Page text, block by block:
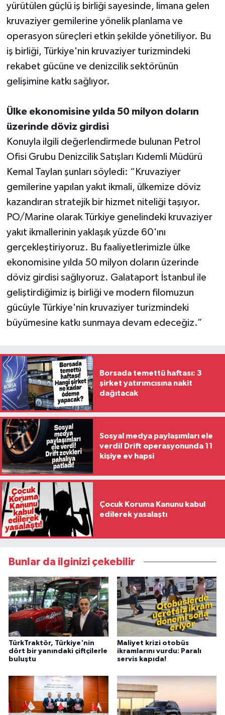
yürütülen güçlü iş birliği sayesinde, limana gelen
kruvaziyer gemilerine yönelik planlama ve
operasyon süreçleri etkin şekilde yönetiliyor. Bu
iş birliği, Türkiye'nin kruvaziyer turizmindeki
rekabet gücüne ve denizcilik sektörünün
gelişimine katkı sağlıyor.
Ülke ekonomisine yılda 50 milyon doların
üzerinde döviz girdisi
Konuyla ilgili değerlendirmede bulunan Petrol
Ofisi Grubu Denizcilik Satışları Kıdemli Müdürü
Kemal Taylan şunları söyledi: “Kruvaziyer
gemilerine yapılan yakıt ikmali, ülkemize döviz
kazandıran stratejik bir hizmet niteliği taşıyor.
PO/Marine olarak Türkiye genelindeki kruvaziyer
yakıt ikmallerinin yaklaşık yüzde 60'ını
gerçekleştiriyoruz. Bu faaliyetlerimizle ülke
ekonomisine yılda 50 milyon doların üzerinde
döviz girdisi sağlıyoruz. Galataport İstanbul ile
geliştirdiğimiz iş birliği ve modern filomuzun
gücüyle Türkiye'nin kruvaziyer turizmindeki
büyümesine katkı sunmaya devam edeceğiz.”
Borsada temettü haftası: 3
şirket yatırımcısına nakit
dağıtacak
Sosyal medya paylaşımları ele
verdi! Drift operasyonunda 11
kişiye ev hapsi
Çocuk Koruma Kanunu kabul
edilerek yasalaştı
Bunlar da ilginizi çekebilir
TürkTraktör, Türkiye'nin
dört bir yanındaki çiftçilerle
buluştu
Maliyet krizi otobüs
ikramlarını vurdu: Paralı
servis kapıda!